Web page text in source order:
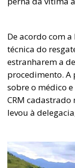
De acordo com
técnica do
estranharem a
procedimento. A
sobre o médico
CRM
levou à